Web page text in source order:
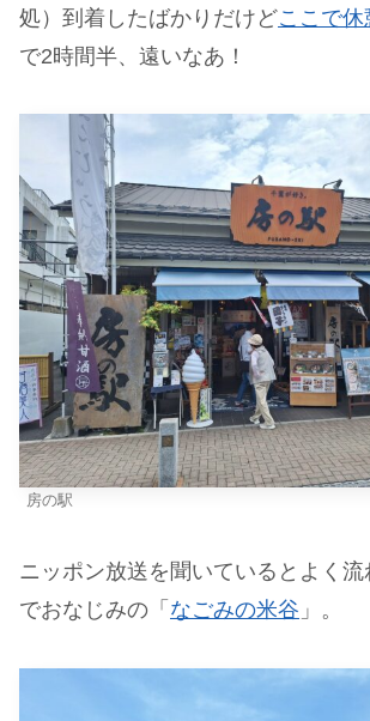
処）到着したばかりだけどここで休
で2時間半、遠いなあ！
房の駅
ニッポン放送を聞いているとよく流
でおなじみの「 なごみの米谷 」。